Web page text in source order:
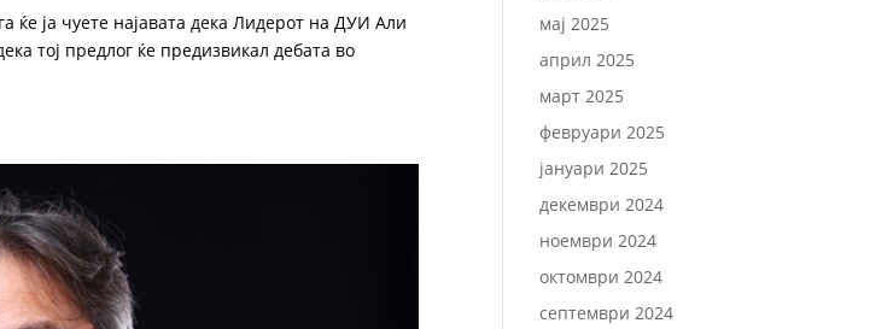
ќе ја чуете најавата дека Лидерот на ДУИ Али
тој предлог ќе предизвикал дебата во
мај 2025
април 2025
март 2025
февруари 2025
јануари 2025
декември 2024
ноември 2024
октомври 2024
септември 2024